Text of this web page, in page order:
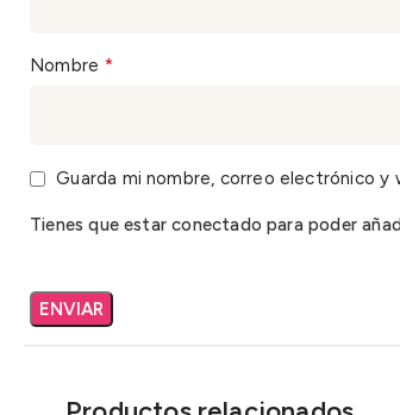
Nombre *
Guarda mi nombre, correo electrónico
Tienes que estar conectado para poder